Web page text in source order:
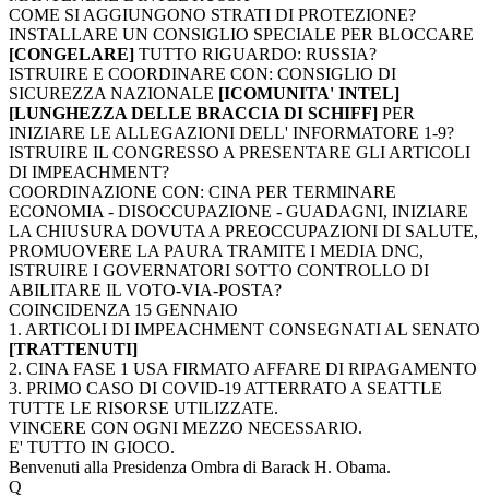
COME SI AGGIUNGONO STRATI DI PROTEZIONE?
INSTALLARE UN CONSIGLIO SPECIALE PER BLOCCARE
[CONGELARE] TUTTO RIGUARDO: RUSSIA?
ISTRUIRE E COORDINARE CON: CONSIGLIO DI
SICUREZZA NAZIONALE [ICOMUNITA' INTEL]
[LUNGHEZZA DELLE BRACCIA DI SCHIFF] PER
INIZIARE LE ALLEGAZIONI DELL' INFORMATORE 1-9?
ISTRUIRE IL CONGRESSO A PRESENTARE GLI ARTICOLI
DI IMPEACHMENT?
COORDINAZIONE CON: CINA PER TERMINARE
ECONOMIA - DISOCCUPAZIONE - GUADAGNI, INIZIARE
LA CHIUSURA DOVUTA A PREOCCUPAZIONI DI SALUTE,
PROMUOVERE LA PAURA TRAMITE I MEDIA DNC,
ISTRUIRE I GOVERNATORI SOTTO CONTROLLO DI
ABILITARE IL VOTO-VIA-POSTA?
COINCIDENZA 15 GENNAIO
1. ARTICOLI DI IMPEACHMENT CONSEGNATI AL SENATO
[TRATTENUTI]
2. CINA FASE 1 USA FIRMATO AFFARE DI RIPAGAMENTO
3. PRIMO CASO DI COVID-19 ATTERRATO A SEATTLE
TUTTE LE RISORSE UTILIZZATE.
VINCERE CON OGNI MEZZO NECESSARIO.
E' TUTTO IN GIOCO.
Benvenuti alla Presidenza Ombra di Barack H. Obama.
Q